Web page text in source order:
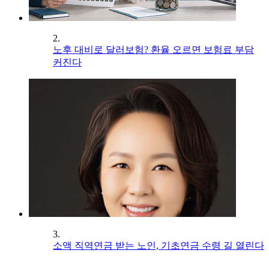
2.
노후 대비로 달러보험? 환율 오르면 보험료 부담
커진다
3.
소액 직역연금 받는 노인, 기초연금 수령 길 열린다